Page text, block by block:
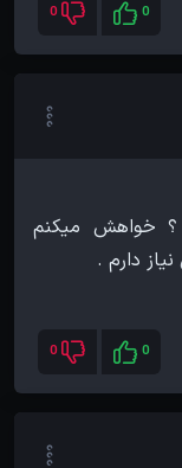
0
0
؟ خواهش میکنم
0
0